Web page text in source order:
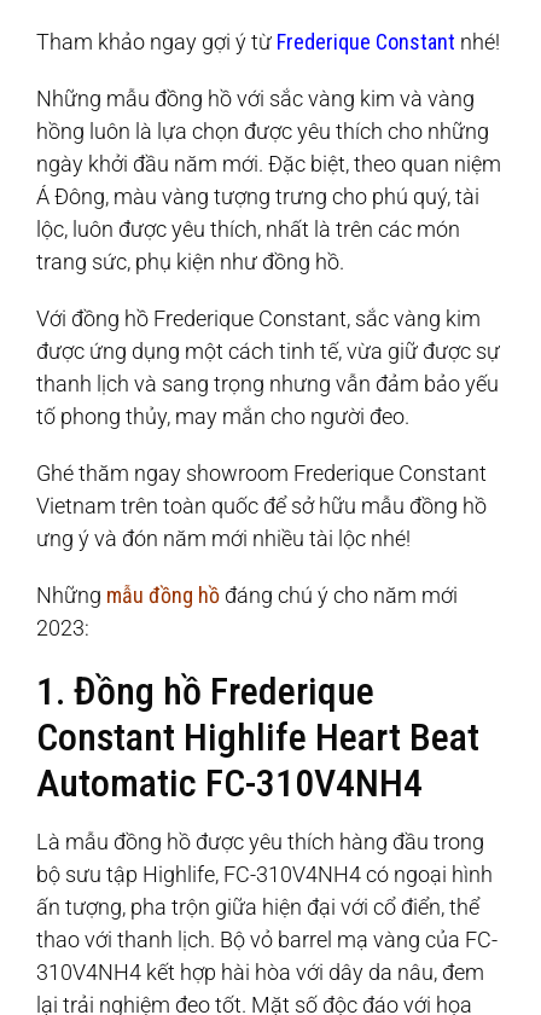
Tham khảo ngay gợi ý từ Frederique Constant nhé!
Những mẫu đồng hồ với sắc vàng kim và vàng
hồng luôn là lựa chọn được yêu thích cho những
ngày khởi đầu năm mới. Đặc biệt, theo quan niệm
Á Đông, màu vàng tượng trưng cho phú quý, tài
lộc, luôn được yêu thích, nhất là trên các món
trang sức, phụ kiện như đồng hồ.
Với đồng hồ Frederique Constant, sắc vàng kim
được ứng dụng một cách tinh tế, vừa giữ được sự
thanh lịch và sang trọng nhưng vẫn đảm bảo yếu
tố phong thủy, may mắn cho người đeo.
Ghé thăm ngay showroom Frederique Constant
Vietnam trên toàn quốc để sở hữu mẫu đồng hồ
ưng ý và đón năm mới nhiều tài lộc nhé!
Những mẫu đồng hồ đáng chú ý cho năm mới
2023:
1. Đồng hồ Frederique
Constant Highlife Heart Beat
Automatic FC-310V4NH4
Là mẫu đồng hồ được yêu thích hàng đầu trong
bộ sưu tập Highlife, FC-310V4NH4 có ngoại hình
ấn tượng, pha trộn giữa hiện đại với cổ điển, thể
thao với thanh lịch. Bộ vỏ barrel mạ vàng của FC-
310V4NH4 kết hợp hài hòa với dây da nâu, đem
lại trải nghiệm đeo tốt. Mặt số độc đáo với họa